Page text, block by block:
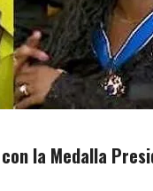
la Medalla